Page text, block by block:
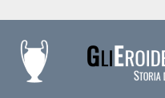
content